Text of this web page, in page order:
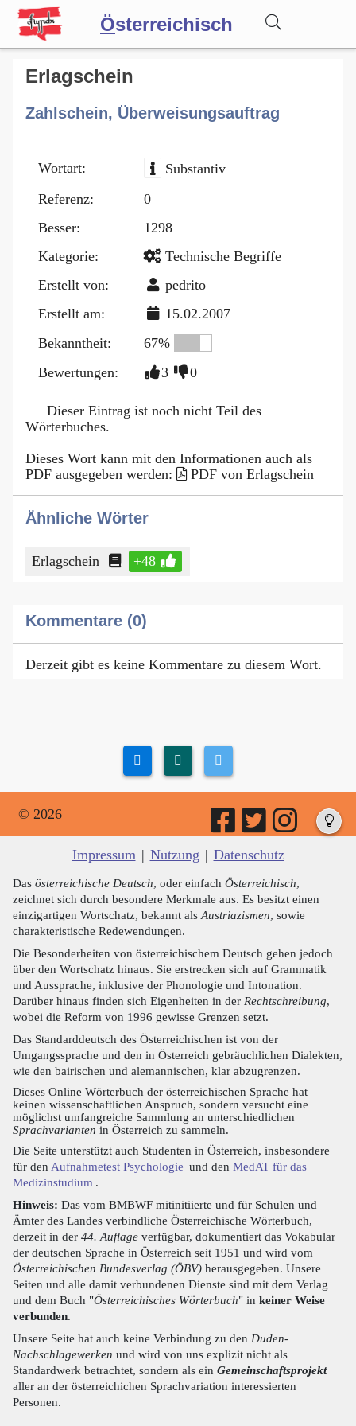
Österreichisch
Wörterbuch
Forum
Blog
Erlagschein
Zahlschein, Überweisungsauftrag
Wortart:
Substantiv
Referenz:
0
Besser:
1298
Kategorie:
Technische Begriffe
Erstellt von:
pedrito
Erstellt am:
15.02.2007
Bekanntheit:
67%
Bewertungen:
3 0
Dieser Eintrag ist noch nicht Teil des
Wörterbuches.
Dieses Wort kann mit den Informationen auch als
PDF ausgegeben werden:
PDF von Erlagschein
Ähnliche Wörter
Erlagschein +48
Kommentare (0)
Derzeit gibt es keine Kommentare zu diesem Wort.
© 2026
Impressum | Nutzung | Datenschutz
Das österreichische Deutsch, oder einfach Österreichisch,
zeichnet sich durch besondere Merkmale aus. Es besitzt einen
einzigartigen Wortschatz, bekannt als Austriazismen, sowie
charakteristische Redewendungen.
Die Besonderheiten von österreichischem Deutsch gehen jedoch
über den Wortschatz hinaus. Sie erstrecken sich auf Grammatik
und Aussprache, inklusive der Phonologie und Intonation.
Darüber hinaus finden sich Eigenheiten in der Rechtschreibung,
wobei die Reform von 1996 gewisse Grenzen setzt.
Das Standarddeutsch des Österreichischen ist von der
Umgangssprache und den in Österreich gebräuchlichen Dialekten,
wie den bairischen und alemannischen, klar abzugrenzen.
Dieses Online Wörterbuch der österreichischen Sprache hat
keinen wissenschaftlichen Anspruch, sondern versucht eine
möglichst umfangreiche Sammlung an unterschiedlichen
Sprachvarianten in Österreich zu sammeln.
Die Seite unterstützt auch Studenten in Österreich, insbesondere
für den Aufnahmetest Psychologie und den MedAT für das
Medizinstudium .
Hinweis: Das vom BMBWF mitinitiierte und für Schulen und
Ämter des Landes verbindliche Österreichische Wörterbuch,
derzeit in der 44. Auflage verfügbar, dokumentiert das Vokabular
der deutschen Sprache in Österreich seit 1951 und wird vom
Österreichischen Bundesverlag (ÖBV) herausgegeben. Unsere
Seiten und alle damit verbundenen Dienste sind mit dem Verlag
und dem Buch "Österreichisches Wörterbuch" in keiner Weise
verbunden.
Unsere Seite hat auch keine Verbindung zu den Duden-
Nachschlagewerken und wird von uns explizit nicht als
Standardwerk betrachtet, sondern als ein Gemeinschaftsprojekt
aller an der österreichichen Sprachvariation interessierten
Personen.